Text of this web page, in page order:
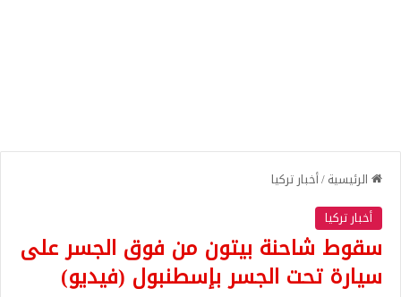
الرئيسية/أخبار تركيا
أخبار تركيا
سقوط شاحنة بيتون من فوق الجسر على
سيارة تحت الجسر بإسطنبول (فيديو)